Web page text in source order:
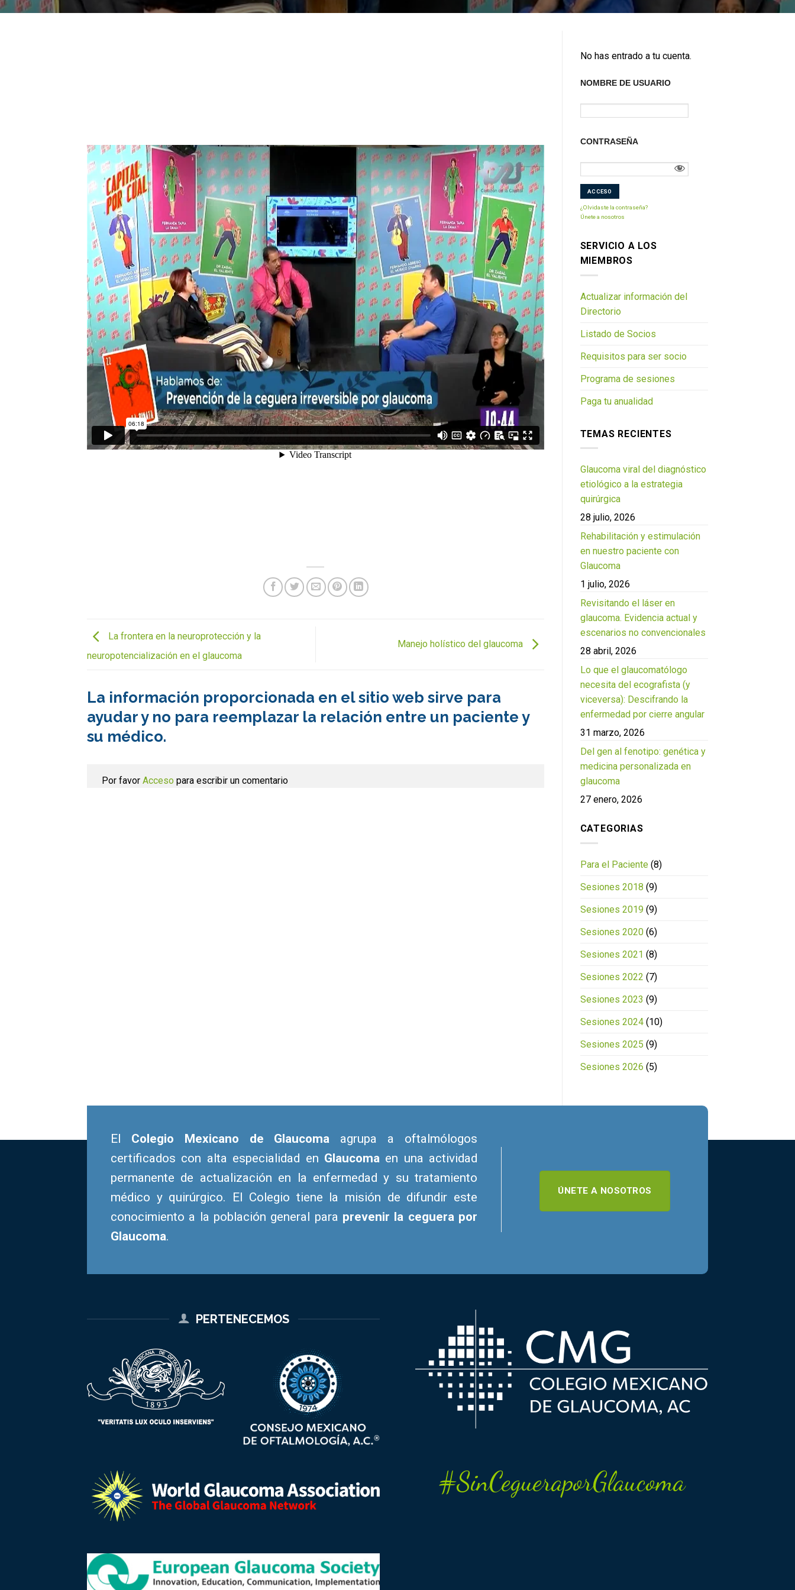
La frontera en la neuroprotección y la
neuropotencialización en el glaucoma
Manejo holístico del glaucoma
La información proporcionada en el sitio web sirve para
ayudar y no para reemplazar la relación entre un paciente y
su médico.
Por favor Acceso para escribir un comentario
No has entrado a tu cuenta.
NOMBRE DE USUARIO
CONTRASEÑA
¿Olvidaste la contraseña?
Únete a nosotros
SERVICIO A LOS
MIEMBROS
Actualizar información del
Directorio
Listado de Socios
Requisitos para ser socio
Programa de sesiones
Paga tu anualidad
TEMAS RECIENTES
Glaucoma viral del diagnóstico
etiológico a la estrategia
quirúrgica
28 julio, 2026
Rehabilitación y estimulación
en nuestro paciente con
Glaucoma
1 julio, 2026
Revisitando el láser en
glaucoma. Evidencia actual y
escenarios no convencionales
28 abril, 2026
Lo que el glaucomatólogo
necesita del ecografista (y
viceversa): Descifrando la
enfermedad por cierre angular
31 marzo, 2026
Del gen al fenotipo: genética y
medicina personalizada en
glaucoma
27 enero, 2026
CATEGORIAS
Para el Paciente(8)
Sesiones 2018 (9)
Sesiones 2019(9)
Sesiones 2020(6)
Sesiones 2021 (8)
Sesiones 2022 (7)
Sesiones 2023 (9)
Sesiones 2024(10)
Sesiones 2025 (9)
Sesiones 2026 (5)
El Colegio Mexicano de Glaucoma agrupa a oftalmólogos
certificados con alta especialidad en Glaucoma en una actividad
permanente de actualización en la enfermedad y su tratamiento
médico y quirúrgico. El Colegio tiene la misión de difundir este
conocimiento a la población general para prevenir la ceguera por
Glaucoma.
ÚNETE A NOSOTROS
PERTENECEMOS
#SinCegueraporGlaucoma